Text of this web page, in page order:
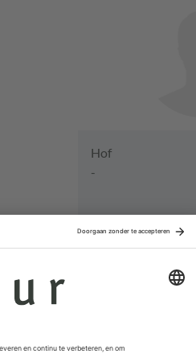
Hof
-
Teammanager
Gemeente
Interim